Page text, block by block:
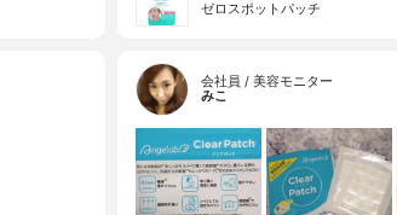
ゼロスポットパッチ
会社員 / 美容モニター
みこ